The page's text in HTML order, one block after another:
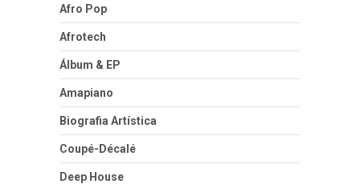
Afro Pop
Afrotech
Álbum & EP
Amapiano
Biografia Artística
Coupé-Décalé
Deep House